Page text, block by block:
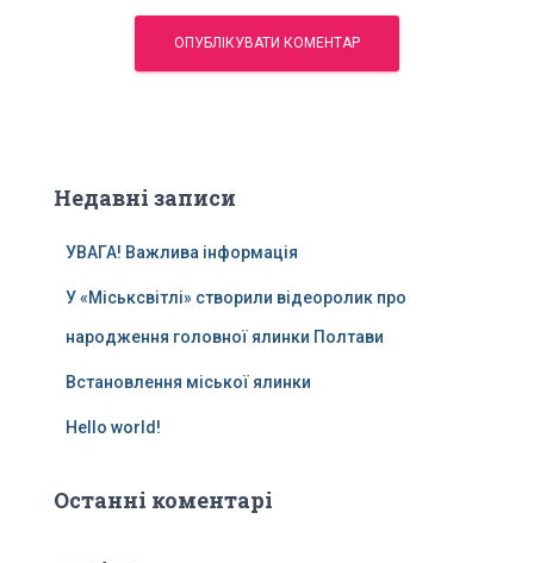
Недавні записи
УВАГА! Важлива інформація
У «Міськсвітлі» створили відеоролик про
народження головної ялинки Полтави
Встановлення міської ялинки
Hello world!
Останні коментарі